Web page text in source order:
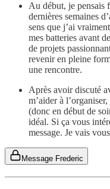
Au début, je pensais
dernières semaines
sens que j’ai
mes batteries avant
de projets
revenir en pleine
une rencontre.
Après avoir discuté
m’aider à
(donc en début de
idéal. Si ça vous
message. Je vais
Message Frederic